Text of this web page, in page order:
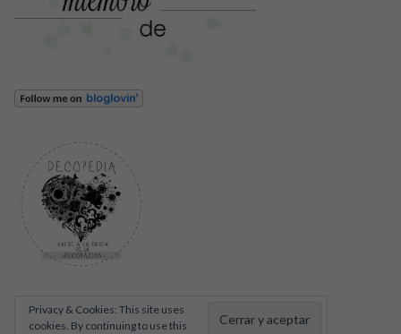
Privacy & Cookies: This site uses
cookies. By continuing to use this